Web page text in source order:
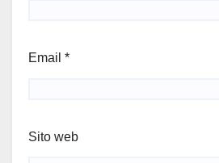
Email *
Sito web